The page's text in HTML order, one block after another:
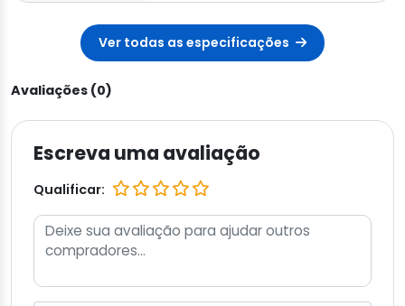
Ver todas as especificações
Avaliações (0)
Escreva uma avaliação
Qualificar: